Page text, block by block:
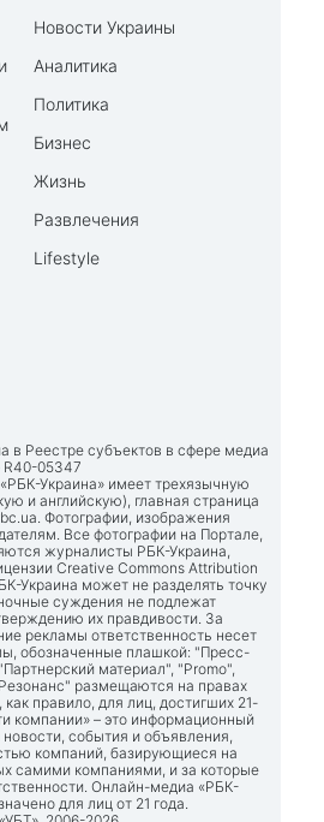
Новости Украины
Аналитика
Политика
Бизнес
Жизнь
Развлечения
Lifestyle
в Реестре субъектов в сфере медиа
05347
Украина» имеет трехязычную
и английскую), главная страница
. Фотографии, изображения
Все фотографии на Портале,
журналисты РБК-Украина,
Creative Commons Attribution
Украина может не разделять точку
суждения не подлежат
их правдивости. За
рекламы ответственность несет
обозначенные плашкой: "Пресс-
материал", "Promo",
размещаются на правах
правило, для лиц, достигших 21-
компании» – это информационный
события и объявления,
компаний, базирующиеся на
самими компаниями, и за которые
Онлайн-медиа «РБК-
для лиц от 21 года.